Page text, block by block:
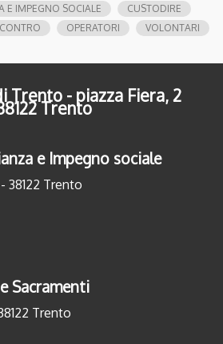
E IMPEGNO SOCIALE
CUSTODIRE
OPERATORI VOLONTARI
Trento - piazza Fiera, 2
Trento
e Impegno sociale
38122 Trento
Sacramenti
Trento